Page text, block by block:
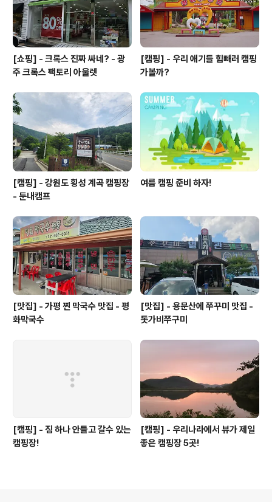
시대의 유구한 역사를 만나볼 수 있는..
[쇼핑] - 크록스 진짜 싸네? - 광
주 크록스 팩토리 아울렛
[캠핑] - 우리 애기들 힘빼러 캠핑
가볼까?
[캠핑] - 강원도 횡성 계곡 캠핑장
- 둔내캠프
여름 캠핑 준비 하자!
[맛집] - 가평 찐 막국수 맛집 - 평
화막국수
[맛집] - 용문산에 쭈꾸미 맛집 -
돗가비쭈구미
[캠핑] - 짐 하나 안들고 갈수 있는
캠핑장!
[캠핑] - 우리나라에서 뷰가 제일
좋은 캠핑장 5곳!